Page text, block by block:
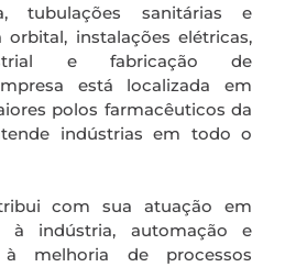
tubulações sanitárias e
orbital, instalações elétricas,
e fabricação de
está localizada em
polos farmacêuticos da
indústrias em todo o
com sua atuação em
à indústria, automação e
à melhoria de processos